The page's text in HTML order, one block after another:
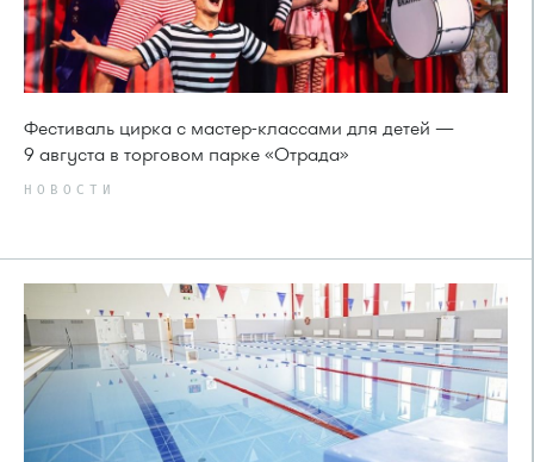
Фестиваль цирка с мастер-классами для детей —
9 августа в торговом парке «Отрада»
НОВОСТИ